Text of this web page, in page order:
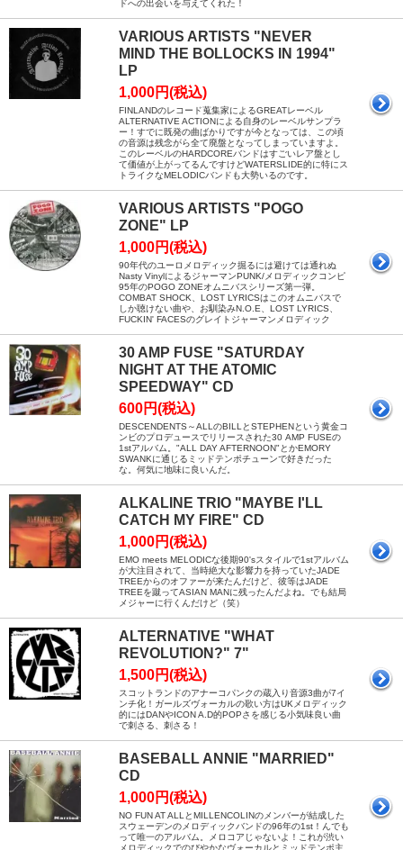
ドへの出会いを与えてくれた！
VARIOUS ARTISTS "NEVER
MIND THE BOLLOCKS IN 1994"
LP
1,000円(税込)
FINLANDのレコード蒐集家によるGREATレーベル
ALTERNATIVE ACTIONによる自身のレーベルサンプラ
ー！すでに既発の曲ばかりですが今となっては、この頃
の音源は残念がら全て廃盤となってしまっていますよ。
このレーベルのHARDCOREバンドはすごいレア盤とし
て価値が上がってるんですけどWATERSLIDE的に特にス
トライクなMELODICバンドも大勢いるのです。
VARIOUS ARTISTS "POGO
ZONE" LP
1,000円(税込)
90年代のユーロメロディック掘るには避けては通れぬ
Nasty VinylによるジャーマンPUNK/メロディックコンピ
95年のPOGO ZONEオムニバスシリーズ第一弾。
COMBAT SHOCK、LOST LYRICSはこのオムニバスで
しか聴けない曲や、お馴染みN.O.E、LOST LYRICS、
FUCKIN' FACESのグレイトジャーマンメロディック
30 AMP FUSE "SATURDAY
NIGHT AT THE ATOMIC
SPEEDWAY" CD
600円(税込)
DESCENDENTS～ALLのBILLとSTEPHENという黄金コ
ンビのプロデュースでリリースされた30 AMP FUSEの
1stアルバム。"ALL DAY AFTERNOON"とかEMORY
SWANKに通じるミッドテンポチューンで好きだった
な。何気に地味に良いんだ。
ALKALINE TRIO "MAYBE I'LL
CATCH MY FIRE" CD
1,000円(税込)
EMO meets MELODICな後期90'sスタイルで1stアルバム
が大注目されて、当時絶大な影響力を持っていたJADE
TREEからのオファーが来たんだけど、彼等はJADE
TREEを蹴ってASIAN MANに残ったんだよね。でも結局
メジャーに行くんだけど（笑）
ALTERNATIVE "WHAT
REVOLUTION?" 7"
1,500円(税込)
スコットランドのアナーコパンクの蔵入り音源3曲が7イ
ンチ化！ガールズヴォーカルの歌い方はUKメロディック
的にはDANやICON A.D的POPさを感じる小気味良い曲
で刺さる、刺さる！
BASEBALL ANNIE "MARRIED"
CD
1,000円(税込)
NO FUN AT ALLとMILLENCOLINのメンバーが結成した
スウェーデンのメロディックバンドの96年の1st！んでも
って唯一のアルバム。メロコアじゃないよ！これが渋い
メロディックでのびやかなヴォーカルとミッドテンポ主